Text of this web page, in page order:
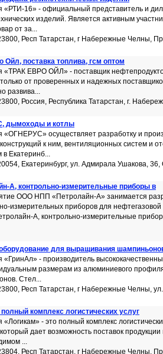
«РТИ-16» - официальный представитель и
изделий. Является активным
от за...
Респ Татарстан, г Набережные Челны,
Ойл, поставка топлива, гсм оптом
«ТРАК ЕВРО ОЙЛ» - поставщик
только от проверенных и надежных
развива...
Россия, Республика Татарстан, г.
дымоходы и котлы
«ОГНЕРУС» осуществляет разработку и
к ним, вентиляционных систем и
в Екатеринб...
Екатеринбург, ул. Адмирала Ушакова,
А, контрольно-измерительные приборы в
ООО НПП «Петролайн-А» занимается
измерительных приборов для
А, контрольно-измерительные
для выращивания
«ГринАл» - производитель
размерам из алюминиевого
Стел...
Респ Татарстан, г Набережные Челны,
комплекс логистических услуг
«Логикам» - это полный комплекс
дает возможность поставок
...
Респ Татарстан, г Набережные Челны,